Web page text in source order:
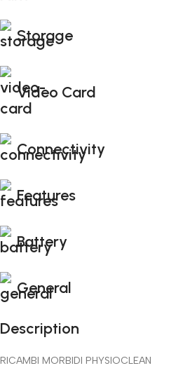
Storage
Video Card
Connectivity
Features
Battery
General
Description
RICAMBI MORBIDI PHYSIOCLEAN